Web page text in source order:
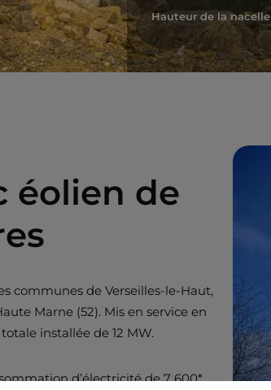
Hauteur de la nacelle
éolien de
communes de Verseilles-le-Haut,
Marne (52). Mis en service en
installée de 12 MW.
d’électricité de 7 600*